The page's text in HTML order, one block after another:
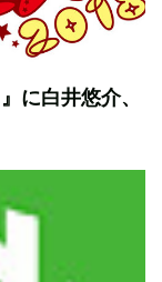
に白井悠介、